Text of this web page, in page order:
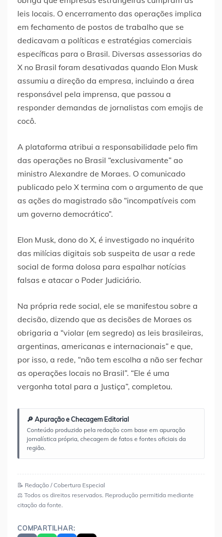
leis locais. O encerramento das operações implica
em fechamento de postos de trabalho que se
dedicavam a políticas e estratégias comerciais
específicas para o Brasil. Diversas assessorias do
X no Brasil foram desativadas quando Elon Musk
assumiu a direção da empresa, incluindo a área
responsável pela imprensa, que passou a
responder demandas de jornalistas com emojis de
cocô.
A plataforma atribui a responsabilidade pelo fim
das operações no Brasil “exclusivamente” ao
ministro Alexandre de Moraes. O comunicado
publicado pelo X termina com o argumento de que
as ações do magistrado são “incompatíveis com
um governo democrático”.
Elon Musk, dono do X, é investigado no inquérito
das milícias digitais sob suspeita de usar a rede
social de forma dolosa para espalhar notícias
falsas e atacar o Poder Judiciário.
Na própria rede social, ele se manifestou sobre a
decisão, dizendo que as decisões de Moraes os
obrigaria a “violar (em segredo) as leis brasileiras,
argentinas, americanas e internacionais” e que,
por isso, a rede, “não tem escolha a não ser fechar
as operações locais no Brasil”. “Ele é uma
vergonha total para a Justiça”, completou.
🔎 Apuração e Checagem Editorial
Conteúdo produzido pela redação com base em apuração
jornalística própria, checagem de fatos e fontes oficiais da
região.
📝 Redação / Cobertura Especial
⚖️ Todos os direitos reservados. Reprodução permitida mediante
citação da fonte.
COMPARTILHAR: